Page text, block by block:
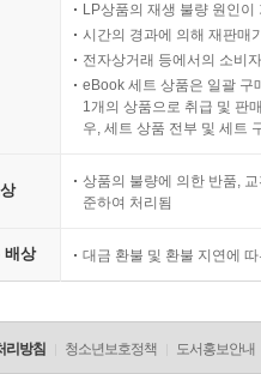
LP상품의 재생 불량 원인
시간의 경과에 의해 재판매
전자상거래 등에서의 소비
eBook 세트 상품은 일괄 구
1개의 상품으로 취급 및 판
우, 세트 상품 전부 및 세트
상품의 불량에 의한 반품,
준하여 처리됨
배상 대금 환불 및 환불 지연에
리방침 청소년보호정책 도서홍보안내